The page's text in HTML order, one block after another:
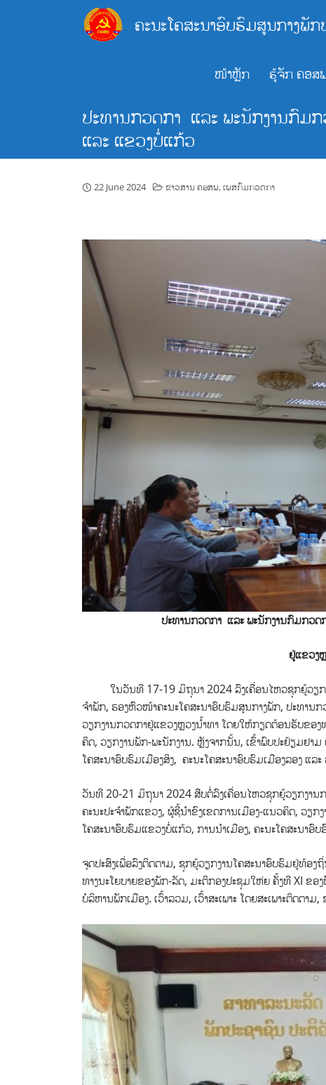
ຄະນະໂຄສະນາອົບຮົມສູນກາງພັ
ໜ້າຫຼັກ ຮູ້ຈັກ ຄອສ
ປະທານກວດກາ ແລະ ພະນັກງານກົມ
ແລະ ແຂວງບໍ່ແກ້ວ
22 June 2024 ຂ່າວສານ ຄອສພ,ເພສກົມກວດກາ
ປະທານກວດກາ ແລະ ພະນັກງານກົມກວດ
ຢູ່ແຂວງ
ໃນວັນທີ 17-19 ມິຖຸນາ 2024 ລົງເຄື່ອນໄຫວຊຸກຍູ້ວຽກງ
ຈໍາພັກ, ຮອງຫົວໜ້າຄະນະໂຄສະນາອົບຮົມສູນກາງພັກ, ປະທານ
ວຽກງານກວດກາຢູ່ແຂວງຫຼວງນ້ຳທາ ໂດຍໃຫ້ກຽດຕ້ອນຮັບຂອງ
ຄິດ, ວຽກງານພັກ-ພະນັກງານ. ຫຼັງຈາກນັ້ນ, ເຂົ້າພົບປະຢ້ຽມຢາ
ໂຄສະນາອົບຮົມເມືອງສິງ, ຄະນະໂຄສະນາອົບຮົມເມືອງລອງ ແ
ວັນທີ 20-21 ມິຖຸນາ 2024 ສືບຕໍ່ລົງເຄື່ອນໄຫວຊຸກຍູ້ວຽກງາ
ຄະນະປະຈໍາພັກແຂວງ, ຜູ້ຊີ້ນໍາຂົງເຂດການເມືອງ-ແນວຄິດ, ວຽ
ໂຄສະນາອົບຮົມແຂວງບໍ່ແກ້ວ, ການນຳເມືອງ, ຄະນະໂຄສະນາອົ
ຈຸດປະສົງເພື່ອລົງຕິດຕາມ, ຊຸກຍູ້ວຽກງານໂຄສະນາອົບຮົມຢູ່ທ້ອ
ທາງນະໂຍບາຍຂອງພັກ-ລັດ, ມະຕິກອງປະຊຸມໃຫ່ຍ ຄັ້ງທີ XI ຂ
ບໍລິຫານພັກເມືອງ. ເວົ້າລວມ, ເວົ້າສະເພາະ ໂດຍສະເພາະຕິດຕ